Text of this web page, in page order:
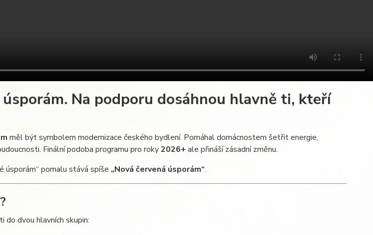
úsporám. Na podporu dosáhnou hlavně ti, kteří
měl být symbolem modernizace českého bydlení. Pomáhal domácnostem šetřit energie,
Finální podoba programu pro roky2026+ ale přináší zásadní změnu.
úsporám“ pomalu stává spíše „Nová červená úsporám“.
dvou hlavních skupin: